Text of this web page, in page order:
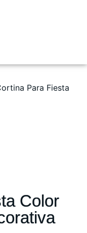
Para Fiesta
Color